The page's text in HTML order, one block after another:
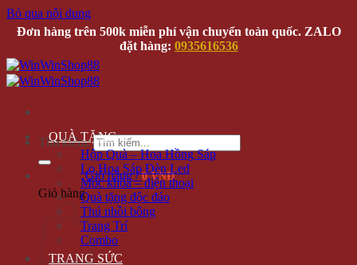
Bỏ qua nội dung
Đơn hàng trên 500k miễn phí vận chuyển toàn quốc. ZALO
đặt hàng: 0935616536
Tìm kiếm:
Giỏ hàng /0 VNĐ
Giỏ hàng
QUÀ TẶNG
Hộp Quà – Hoa Hồng Sáp
Lọ Hoa Sáp Đèn Led
Móc khóa – điện thoại
Quà tặng độc đáo
Thú nhồi bông
Trang Trí
Combo
TRANG SỨC